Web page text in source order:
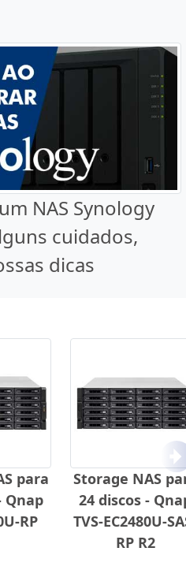
NAS Synology
cuidados,
dicas
para
Qnap
RP
Storage NAS
24 discos -
TVS-EC2480U-
RP R2